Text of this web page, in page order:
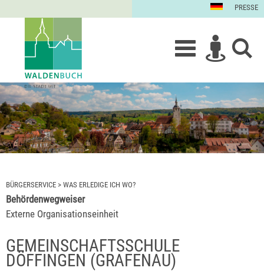
PRESSE
BÜRGERSERVICE > WAS ERLEDIGE ICH WO?
Behördenwegweiser
Externe Organisationseinheit
GEMEINSCHAFTSSCHULE
DÖFFINGEN (GRAFENAU)